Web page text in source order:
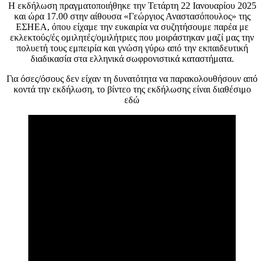
Η εκδήλωση πραγματοποιήθηκε την Τετάρτη 22 Ιανουαρίου 2025
και ώρα 17.00 στην αίθουσα «Γεώργιος Αναστασόπουλος» της
ΕΣΗΕΑ, όπου είχαμε την ευκαιρία να συζητήσουμε παρέα με
εκλεκτούς/ές ομιλητές/ομιλήτριες που μοιράστηκαν μαζί μας την
πολυετή τους εμπειρία και γνώση γύρω από την εκπαιδευτική
διαδικασία στα ελληνικά σωφρονιστικά καταστήματα.
Για όσες/όσους δεν είχαν τη δυνατότητα να παρακολουθήσουν από
κοντά την εκδήλωση, το βίντεο της εκδήλωσης είναι διαθέσιμο
εδώ